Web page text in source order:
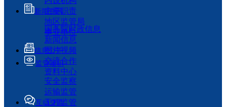
主要职责
地区监管局
事业单位
新闻资讯
国务院时政信息
新闻信息
图片视频
交流合作
资料中心
信息公开
监管履职
安全监察
运输监管
工程监管
互动交流